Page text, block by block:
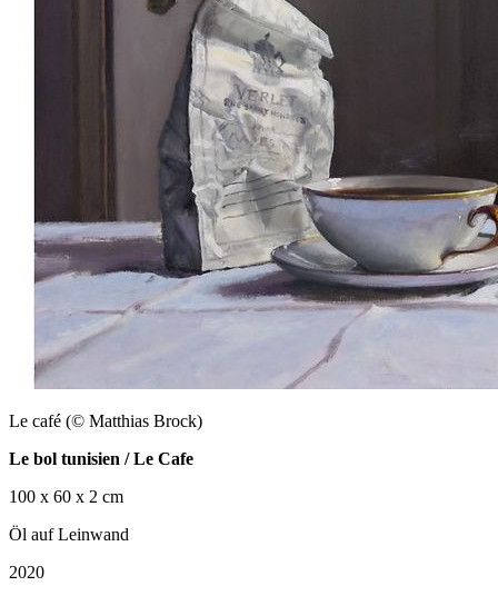
Le café (© Matthias Brock)
Le bol tunisien / Le Cafe
100 x 60 x 2 cm
Öl auf Leinwand
2020